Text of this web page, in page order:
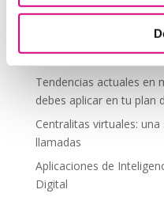
segura en altura
Telefonía virtual para el
desde donde estés
Tendencias actuales en
debes aplicar en tu plan
Centralitas virtuales:
llamadas
Aplicaciones de
Digital